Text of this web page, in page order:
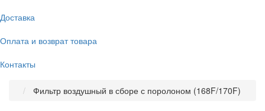
Доставка
Оплата и возврат товара
Контакты
Фильтр воздушный в сборе с поролоном (168F/170F)